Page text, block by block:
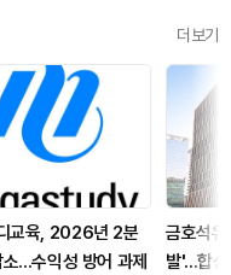
더보기
교육, 2026년 2분
...수익성 방어 과제
금호석
발'...합